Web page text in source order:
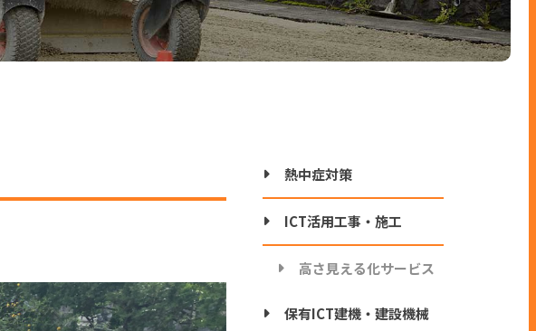
熱中症対策
ICT活用工事・施工
高さ見える化サービス
保有ICT建機・建設機械